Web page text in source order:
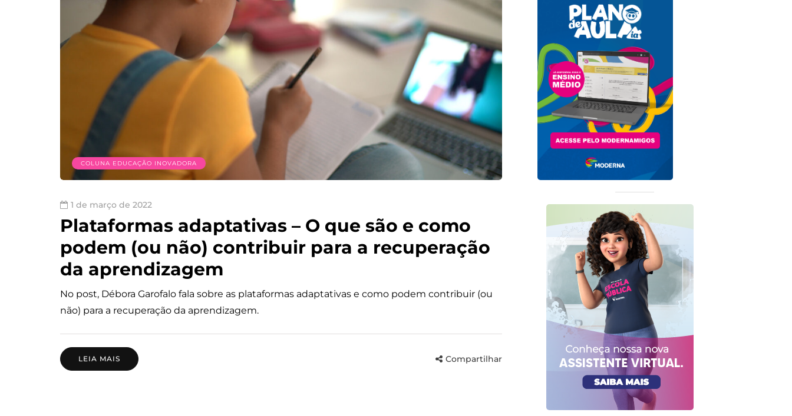
COLUNA EDUCAÇÃO INOVADORA
1 de março de 2022
Plataformas adaptativas – O que são e como
podem (ou não) contribuir para a recuperação
da aprendizagem
No post, Débora Garofalo fala sobre as plataformas adaptativas e como podem contribuir (ou
não) para a recuperação da aprendizagem.
LEIA MAIS Compartilhar